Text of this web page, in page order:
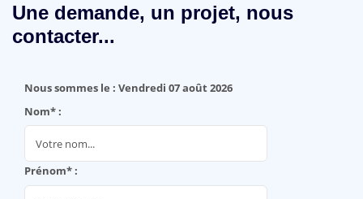
Une demande, un projet, nous
contacter...
Nous sommes le : Vendredi 07 août 2026
Nom* :
Prénom* :